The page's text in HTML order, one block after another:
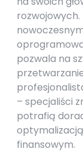
pozwala na
– specjaliści
potrafią
finansowym.